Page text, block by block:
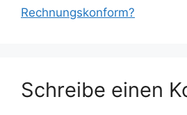
Rechnungskonform?
Schreibe einen